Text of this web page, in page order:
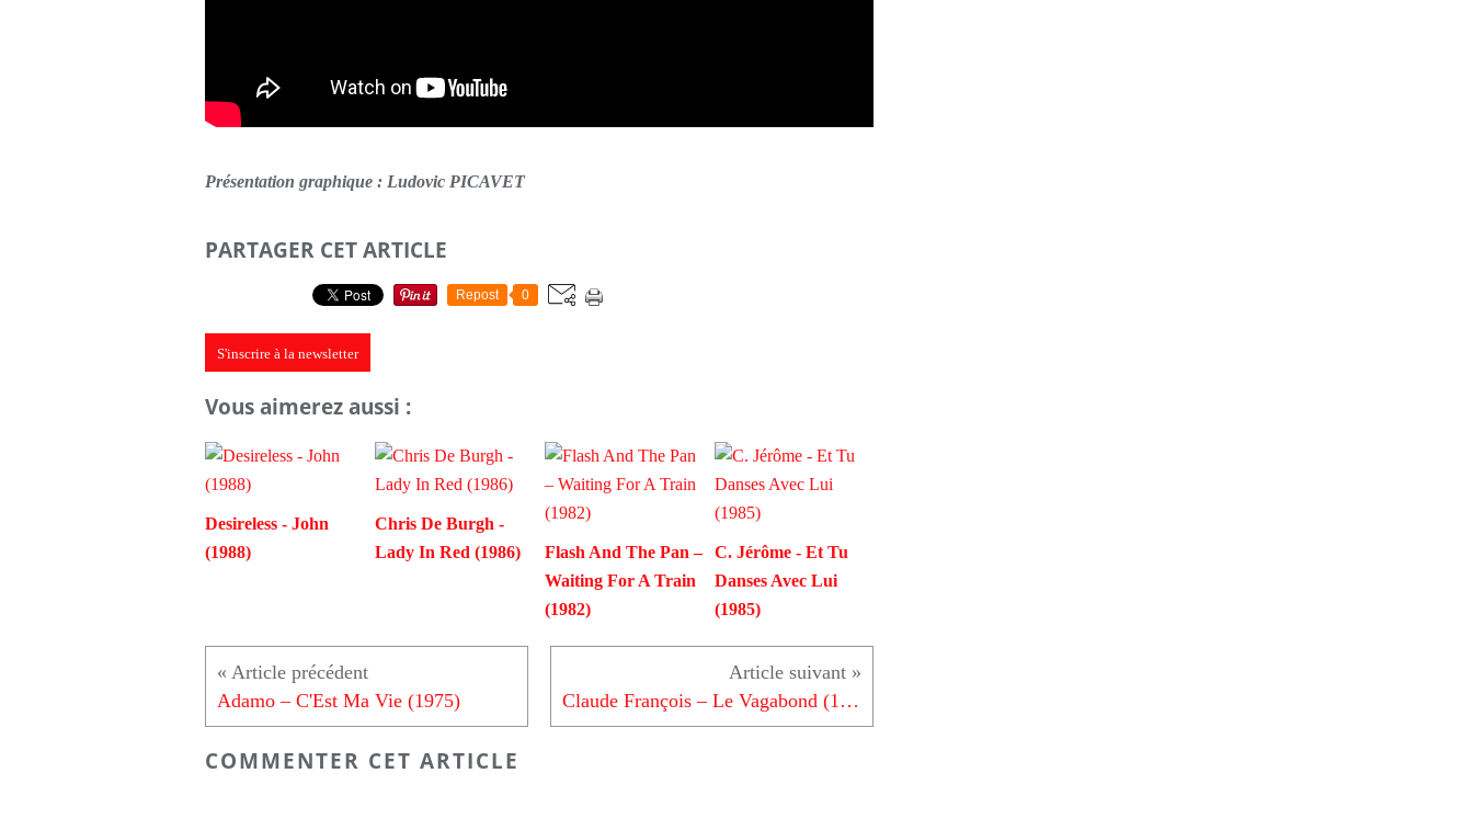
Présentation graphique : Ludovic PICAVET
PARTAGER CET ARTICLE
Repost 0
S'inscrire à la newsletter
Vous aimerez aussi :
Desireless - John
(1988)
Chris De Burgh -
Lady In Red (1986)
Flash And The Pan –
Waiting For A Train
(1982)
C. Jérôme - Et Tu
Danses Avec Lui
(1985)
Adamo – C'Est Ma Vie (1975) Claude François – Le Vagabond (1976)
COMMENTER CET ARTICLE